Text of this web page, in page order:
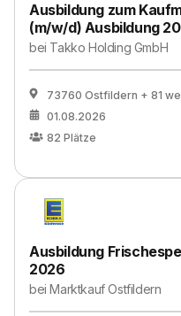
Ausbildung zum
(m/w/d) Ausbildung
bei Takko Holding GmbH
73760 Ostfildern + 81
01.08.2026
82 Plätze
Ausbildung
2026
beiMarktkauf Ostfildern